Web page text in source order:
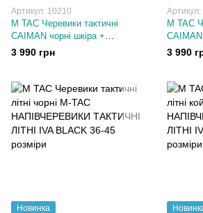
Артикул: 10210
M TAC Черевики тактичні
CAIMAN чорні шкіра +
мембрана. М ТАК берці
ВОЛОГОСТІЙКІ 38-47 розміри
3 990 грн
M TAC
3 990
Новинка